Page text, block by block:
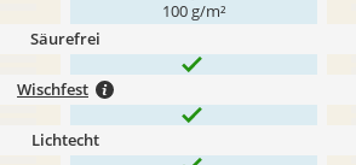
100 g/m²
Säurefrei
Wischfest
Lichtecht